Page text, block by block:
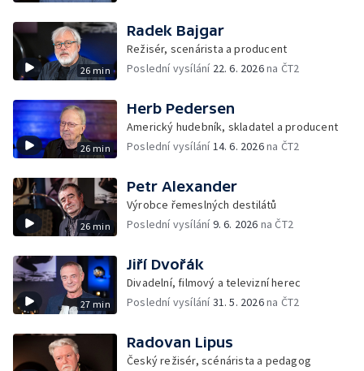
26 min
Radek Bajgar
Režisér, scenárista a producent
Poslední vysílání 22. 6. 2026na ČT2
26 min
Herb Pedersen
Americký hudebník, skladatel a producent
Poslední vysílání14. 6. 2026na ČT2
26 min
Petr Alexander
Výrobce řemeslných destilátů
Poslední vysílání9. 6. 2026 na ČT2
27 min
Jiří Dvořák
Divadelní, filmový a televizní herec
Poslední vysílání31. 5. 2026na ČT2
Radovan Lipus
Český režisér, scénárista a pedagog